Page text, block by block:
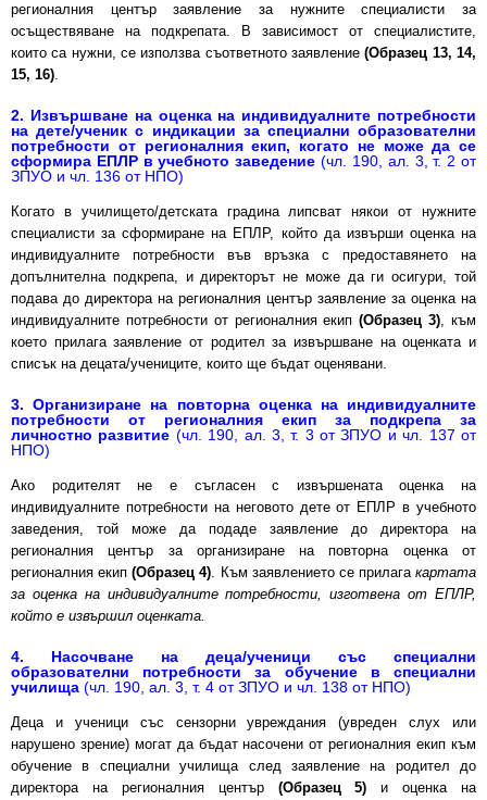
регионалния център заявление за нужните специалисти за
осъществяване на подкрепата. В зависимост от специалистите,
които са нужни, се използва съответното заявление(Образец 13, 14,
15, 16).
2. Извършване на оценка на индивидуалните потребности
на дете/ученик с индикации за специални образователни
потребности от регионалния екип, когато не може да се
сформира ЕПЛР в учебното заведение(чл. 190, ал. 3, т. 2 от
ЗПУО и чл. 136 от НПО)
Когато в училището/детската градина липсват някои от нужните
специалисти за сформиране на ЕПЛР, който да извърши оценка на
индивидуалните потребности във връзка с предоставянето на
допълнителна подкрепа, и директорът не може да ги осигури, той
подава до директора на регионалния център заявление за оценка на
индивидуалните потребности от регионалния екип(Образец 3), към
което прилага заявление от родител за извършване на оценката и
списък на децата/учениците, които ще бъдат оценявани.
3. Организиране на повторна оценка на индивидуалните
потребности от регионалния екип за подкрепа за
личностно развитие (чл. 190, ал. 3, т. 3 от ЗПУО и чл. 137 от
НПО)
Ако родителят не е съгласен с извършената оценка на
индивидуалните потребности на неговото дете от ЕПЛР в учебното
заведения, той може да подаде заявление до директора на
регионалния център за организиране на повторна оценка от
регионалния екип(Образец 4). Към заявлението се прилага картата
за оценка на индивидуалните потребности, изготвена от ЕПЛР,
който е извършил оценката.
4. Насочване на деца/ученици със специални
образователни потребности за обучение в специални
училища (чл. 190, ал. 3, т. 4 от ЗПУО и чл. 138 от НПО)
Деца и ученици със сензорни увреждания (увреден слух или
нарушено зрение) могат да бъдат насочени от регионалния екип към
обучение в специални училища след заявление на родител до
директора на регионалния център (Образец 5) и оценка на